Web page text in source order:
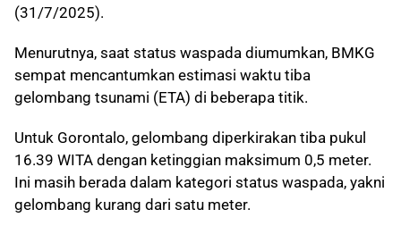
(31/7/2025).
Menurutnya, saat status waspada diumumkan, BMKG
sempat mencantumkan estimasi waktu tiba
gelombang tsunami (ETA) di beberapa titik.
Untuk Gorontalo, gelombang diperkirakan tiba pukul
16.39 WITA dengan ketinggian maksimum 0,5 meter.
Ini masih berada dalam kategori status waspada, yakni
gelombang kurang dari satu meter.